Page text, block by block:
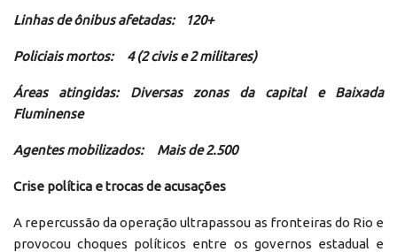
Linhas de ônibus afetadas: 120+
Policiais mortos: 4 (2 civis e 2 militares)
Áreas atingidas: Diversas zonas da capital e Baixada
Fluminense
Agentes mobilizados: Mais de 2.500
Crise política e trocas de acusações
A repercussão da operação ultrapassou as fronteiras do Rio e
provocou choques políticos entre os governos estadual e